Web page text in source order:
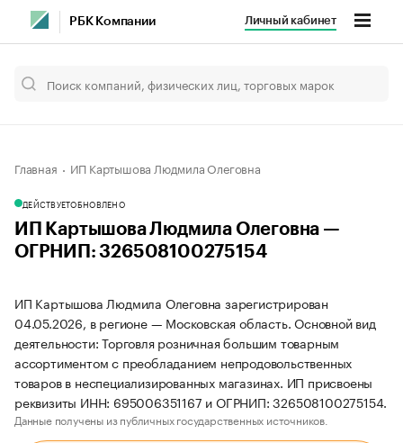
РБК Компании Личный кабинет
Главная ИП Картышова Людмила Олеговна
ДЕЙСТВУЕТОБНОВЛЕНО
ИП Картышова Людмила Олеговна —
ОГРНИП: 326508100275154
ИП Картышова Людмила Олеговна зарегистрирован
04.05.2026, в регионе — Московская область. Основной вид
деятельности: Торговля розничная большим товарным
ассортиментом с преобладанием непродовольственных
товаров в неспециализированных магазинах. ИП присвоены
реквизиты ИНН: 695006351167 и ОГРНИП: 326508100275154.
Данные получены из публичных государственных источников.